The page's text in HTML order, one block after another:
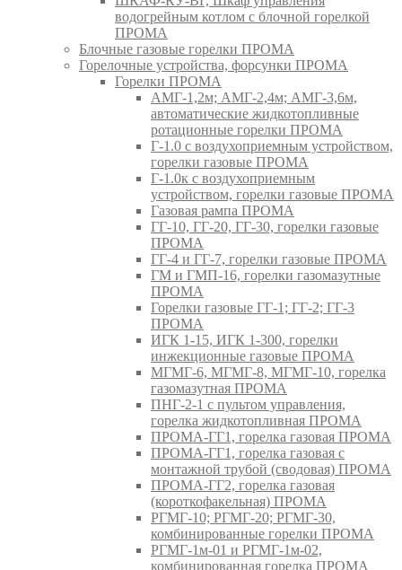
водогрейным котлом с блочной горелкой
ПРОМА
Блочные газовые горелки ПРОМА
Горелочные устройства, форсунки ПРОМА
Горелки ПРОМА
АМГ-1,2м; АМГ-2,4м; АМГ-3,6м,
автоматические жидкотопливные
ротационные горелки ПРОМА
Г-1.0 с воздухоприемным устройством,
горелки газовые ПРОМА
Г-1.0к с воздухоприемным
устройством, горелки газовые ПРОМА
Газовая рампа ПРОМА
ГГ-10, ГГ-20, ГГ-30, горелки газовые
ПРОМА
ГГ-4 и ГГ-7, горелки газовые ПРОМА
ГМ и ГМП-16, горелки газомазутные
ПРОМА
Горелки газовые ГГ-1; ГГ-2; ГГ-3
ПРОМА
ИГК 1-15, ИГК 1-300, горелки
инжекционные газовые ПРОМА
МГМГ-6, МГМГ-8, МГМГ-10, горелка
газомазутная ПРОМА
ПНГ-2-1 с пультом управления,
горелка жидкотопливная ПРОМА
ПРОМА-ГГ1, горелка газовая ПРОМА
ПРОМА-ГГ1, горелка газовая с
монтажной трубой (сводовая) ПРОМА
ПРОМА-ГГ2, горелка газовая
(короткофакельная) ПРОМА
РГМГ-10; РГМГ-20; РГМГ-30,
комбинированные горелки ПРОМА
РГМГ-1м-01 и РГМГ-1м-02,
комбинированная горелка ПРОМА